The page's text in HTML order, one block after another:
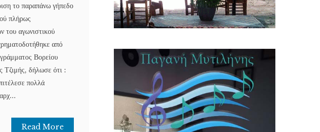
το παραπάνω γήπεδο
πλήρως
του αγωνιστικού
από
Βορείου
Τζιμής, δήλωσε ότι :
πολλά
Read More